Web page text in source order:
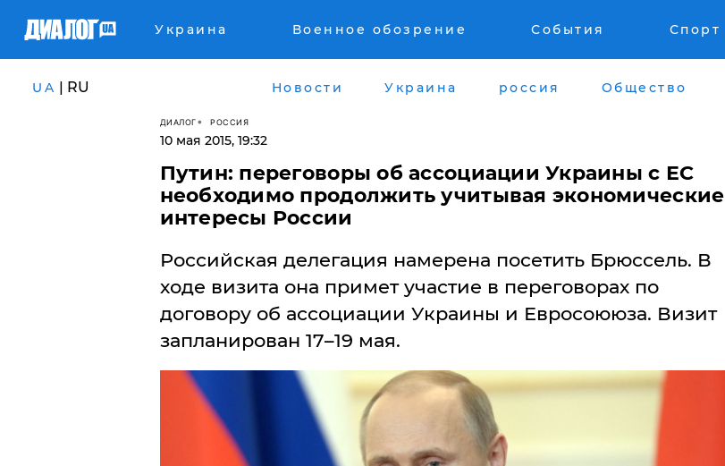
Украина Военное обозрение События Спорт
UA | RU Новости Украина россия Общество
ДИАЛОГ РОССИЯ
10 мая 2015, 19:32
Путин: переговоры об ассоциации Украины с ЕС
необходимо продолжить учитывая экономические
интересы России
​Российская делегация намерена посетить Брюссель. В
ходе визита она примет участие в переговорах по
договору об ассоциации Украины и Евросоююза. Визит
запланирован 17–19 мая.